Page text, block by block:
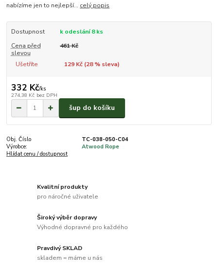
nabízíme jen to nejlepší... celý popis
Dostupnost
k odeslání 8 ks
Cena před
slevou
461 Kč
Ušetříte 129 Kč (28% sleva)
332 Kč/ks
274,38 Kč bez DPH
šup do košíku
Obj. Číslo
TC-038-050-C04
Výrobce:
Atwood Rope
Hlídat cenu / dostupnost
Kvalitní produkty
pro náročné uživatele
Široký výběr dopravy
Výhodné dopravné pro každého
Pravdivý SKLAD
skladem = máme u nás